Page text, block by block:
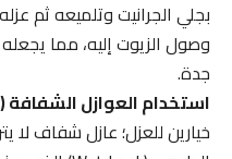
بجلي الجرانيت وتلميعه ثم
وصول الزيوت إليه، مما يجعله
جدة.
استخدام العوازل الشفافة
خيارين للعزل؛ عازل شفاف لا